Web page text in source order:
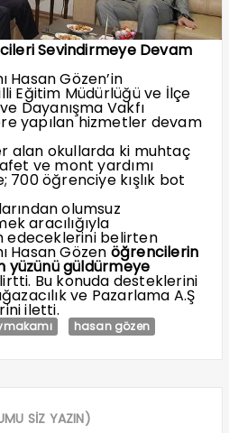
Sevindirmeye Devam
Hasan Gözen’in
Eğitim Müdürlüğü ve İlçe
Dayanışma Vakfı
yapılan hizmetler devam
alan okullarda ki muhtaç
ve mont yardımı
700 öğrenciye kışlık bot
olumsuz
aracılığıyla
edeceklerini belirten
Hasan Gözen öğrencilerin
yüzünü güldürmeye
Bu konuda desteklerini
ve Pazarlama A.Ş
iletti.
hasan gözen
SİZ YAZIN)